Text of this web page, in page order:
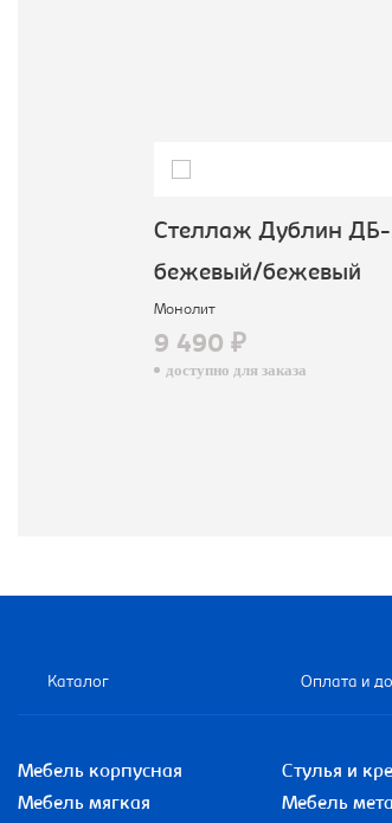
Стеллаж Дублин ДБ-
бежевый/бежевый
Монолит
9 490 ₽
доступно для заказа
Каталог Оплата и
Мебель корпусная
Стулья и
Мебель мягкая
Мебель